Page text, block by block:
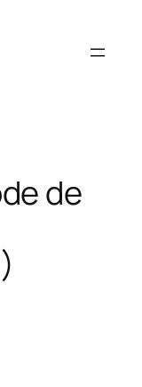
de